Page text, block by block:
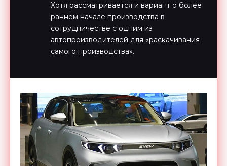
Хотя рассматривается и вариант о более
раннем начале производства в
сотрудничестве с одним из
автопроизводителей для «раскачивания
самого производства».